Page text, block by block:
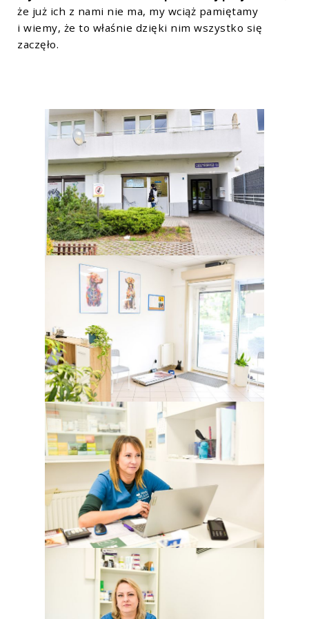
że już ich z nami nie ma, my wciąż pamiętamy
i wiemy, że to właśnie dzięki nim wszystko się
zaczęło.